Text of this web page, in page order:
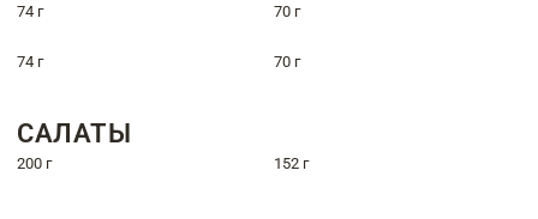
74 г 70 г
74 г 70 г
САЛАТЫ
200 г 152 г